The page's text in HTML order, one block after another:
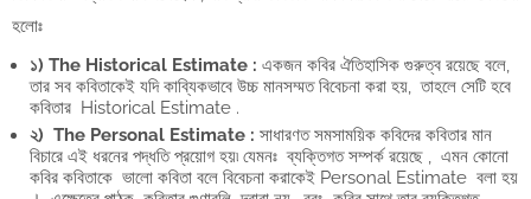
হলোঃ
১) The Historical Estimate : একজন কবির ঐতিহাসিক গুরুত্ব রয়েছে বলে,
তার সব কবিতাকেই যদি কাব্যিকভাবে উচ্চ মানসম্মত বিবেচনা করা হয়, তাহলে সেটি হবে
কবিতার Historical Estimate .
২) The Personal Estimate : সাধারণত সমসাময়িক কবিদের কবিতার মান
বিচারে এই ধরনের পদ্ধতি প্রয়োগ হয়৷ যেমনঃ ব্যক্তিগত সম্পর্ক রয়েছে , এমন কোনো
কবির কবিতাকে ভালো কবিতা বলে বিবেচনা করাকেই Personal Estimate বলা হয়